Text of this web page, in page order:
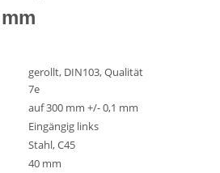
gerollt, DIN103, Qualität
7e
auf 300 mm +/- 0,1 mm
Eingängig links
Stahl, C45
40 mm